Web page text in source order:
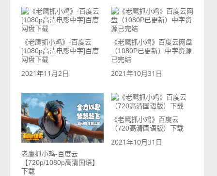
《老鹰抓小鸡》-百度云
[1080p高清电影中字]百度
网盘下载
2021年11月2日
《老鹰抓小鸡》百度云网盘
（1080P已更新）中字资源
已完结
2021年10月31日
老鹰抓小鸡-百度云
【720p/1080p高清国语】
下载
《老鹰抓小鸡》百度云
（720高清国语版）下载
2021年10月31日